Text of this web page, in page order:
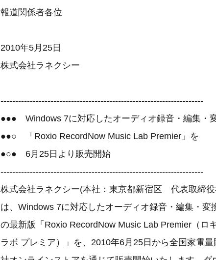
報道関係者各位
2010年5月25日
株式会社ラネクシー
---------------------------------------------------------------------
●●● Windows 7に対応したオーディオ録音・編集・
●●○ 「Roxio RecordNow Music Lab Premier」を
●○● 6月25日より販売開始
---------------------------------------------------------------------
株式会社ラネクシー(本社：東京都新宿区 代表取締
は、Windows 7に対応したオーディオ録音・編集・変
の最新版「Roxio RecordNow Music Lab Premier（ロ
ラボ プレミア）」を、2010年6月25日から全国家電